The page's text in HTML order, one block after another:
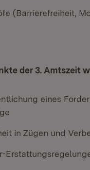
(Barrierefreiheit,
der 3. Amtszeit
eines
in Zügen und